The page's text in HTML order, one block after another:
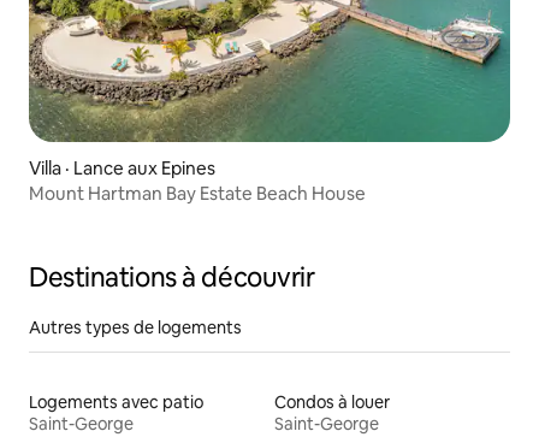
Villa · Lance aux Epines
Mount Hartman Bay Estate Beach House
Destinations à découvrir
Autres types de logements
Logements avec patio
Saint-George
Condos à louer
Saint-George